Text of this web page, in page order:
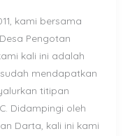
kami bersama
Pengotan
kali ini adalah
mendapatkan
titipan
Didampingi oleh
Darta, kali ini kami